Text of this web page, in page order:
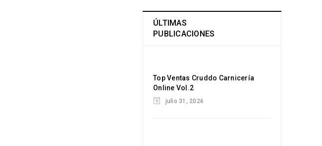
ÚLTIMAS
PUBLICACIONES
Top Ventas Cruddo Carnicería
Online Vol.2
julio 31, 2026